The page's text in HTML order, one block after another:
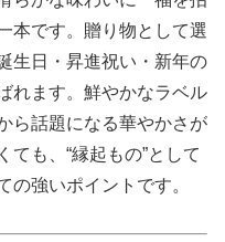
本です。贈り物として選
生日・昇進祝い・新年の
れます。鮮やかなラベル
ら話題になる華やかさが
ても、“縁起もの”として
の強いポイントです。